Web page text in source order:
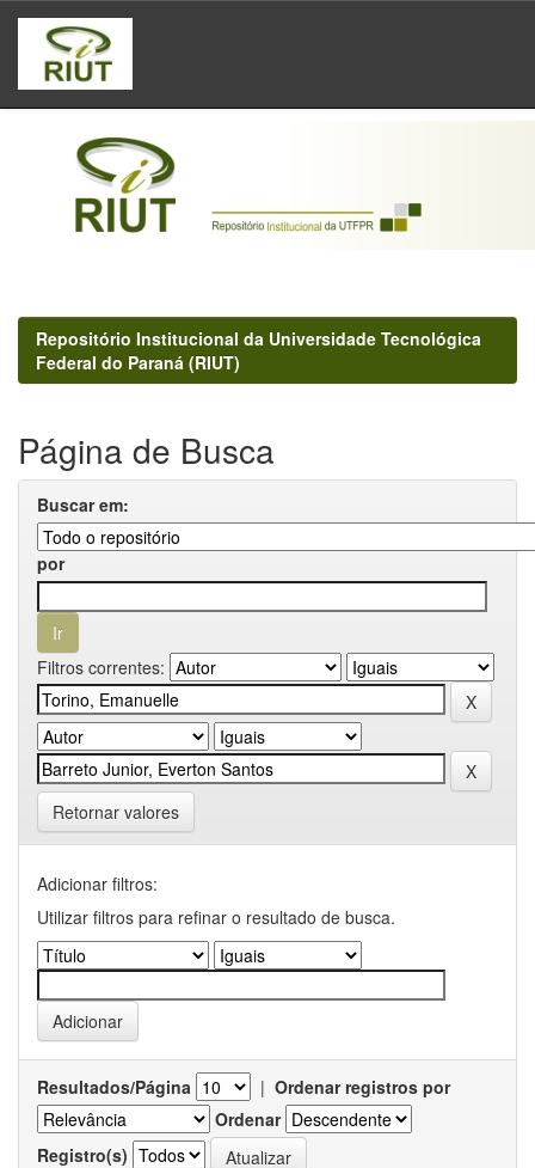
Skip
navigation
Repositório Institucional da Universidade Tecnológica
Federal do Paraná (RIUT)
Página de Busca
Buscar em:
por
Filtros correntes:
Retornar valores
Adicionar filtros:
Utilizar filtros para refinar o resultado de busca.
Resultados/Página | Ordenar registros por
Ordenar
Registro(s)